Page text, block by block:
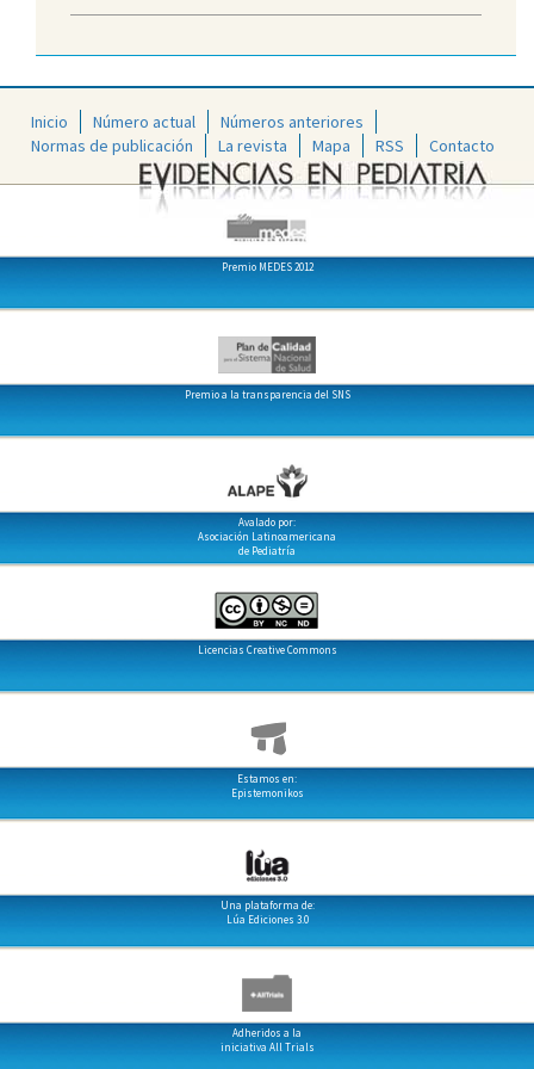
Inicio Número actual
Números anteriores
Normas de publicación
La revista Mapa RSS Contacto
Premio MEDES 2012
Premio a la transparencia del SNS
Avalado por:
Asociación Latinoamericana
de Pediatría
Licencias Creative Commons
Estamos en:
Epistemonikos
Una plataforma de:
Lúa Ediciones 3.0
Adheridos a la
iniciativa All Trials